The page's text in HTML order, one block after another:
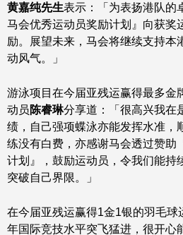
黄嘉纯先生表示：「为表扬港队的
马会优秀运动员奖励计划』向获奖
励。展望未来，马会将继续支持本
动风气。」
游泳项目在今届亚残运赢得最多金
动员陈睿琳分享道：「很高兴我在
绩，自己强项蝶泳亦能发挥水准，
练没有白费，亦感谢马会透过赞助
计划』，鼓励运动员，令我们能持
突破自己界限。」
在今届亚残运赢得1金1银的羽毛球
年国际竞技水平突飞猛进，很开心